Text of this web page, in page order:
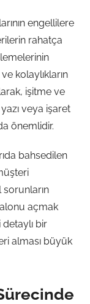
engellilere
rahatça
kolaylıkların
işitme ve
veya işaret
önemlidir.
bahsedilen
açmak
bir
alması büyük